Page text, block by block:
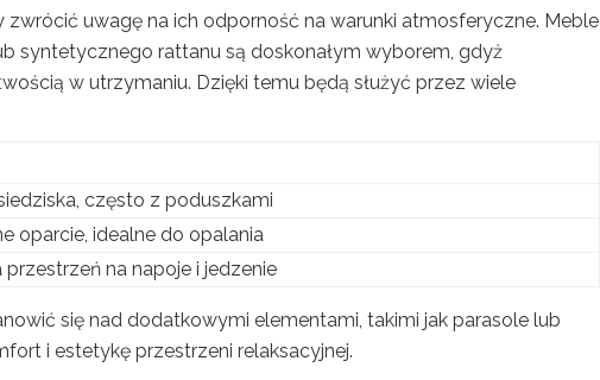
uwagę na ich odporność na warunki atmosferyczne. Meble
syntetycznego rattanu są doskonałym wyborem, gdyż
w utrzymaniu. Dzięki temu będą służyć przez wiele
często z poduszkami
oparcie, idealne do opalania
przestrzeń na napoje i jedzenie
się nad dodatkowymi elementami, takimi jak parasole lub
i estetykę przestrzeni relaksacyjnej.